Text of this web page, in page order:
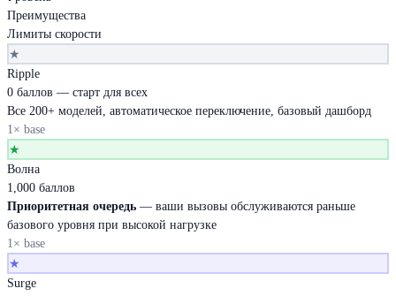
Преимущества
Лимиты скорости
★
Ripple
0 баллов — старт для всех
Все 200+ моделей, автоматическое переключение, базовый дашборд
1× base
★
Волна
1,000 баллов
Приоритетная очередь — ваши вызовы обслуживаются раньше
базового уровня при высокой нагрузке
1× base
★
Surge